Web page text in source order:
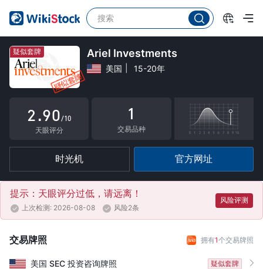
疑似套牌 Ariel Investments
美国 15-20年
0
1
2
3
5
6
7
8
9
.
4
5
6
7
8
90
1
2
3
4
5
7
/10
天眼评分
1
交易品种
时光机 官方网址
提示：天眼评分过低，请远离！
上次检测: 2026-08-08 风险2条
风险评测
交易牌照 拥有1个交易牌照
美国 SEC 投资咨询牌照 疑似套牌